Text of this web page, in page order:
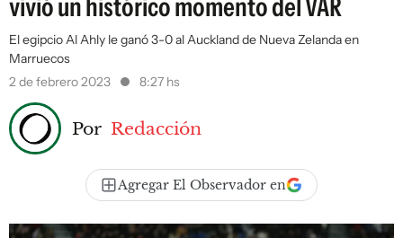
vivió un histórico momento del VAR
El egipcio Al Ahly le ganó 3-0 al Auckland de Nueva Zelanda en
Marruecos
2 de febrero 2023
8:27 hs
Por Redacción
Agregar El Observador en